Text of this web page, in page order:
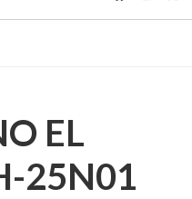
EL
25N01